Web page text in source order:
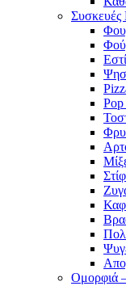
Συσκευές
Ομορφιά